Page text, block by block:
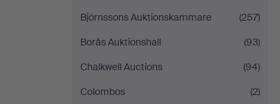
Björnssons Auktionskammare
(257)
Borås Auktionshall
(93)
Chalkwell Auctions
(94)
Colombos
(2)